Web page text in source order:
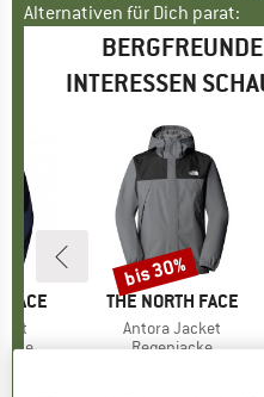
Alternativen für Dich parat:
INTERESSEN
FACE MARKE
THE NORTH FACE
Artikel
Antora Jacket
Produktgruppe
Regenjacke
Rabatt
bis 30%